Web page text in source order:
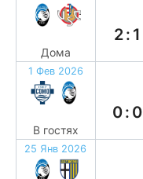
Дома
2:1
1 Фев 2026
В гостях
0:0
25 Янв 2026